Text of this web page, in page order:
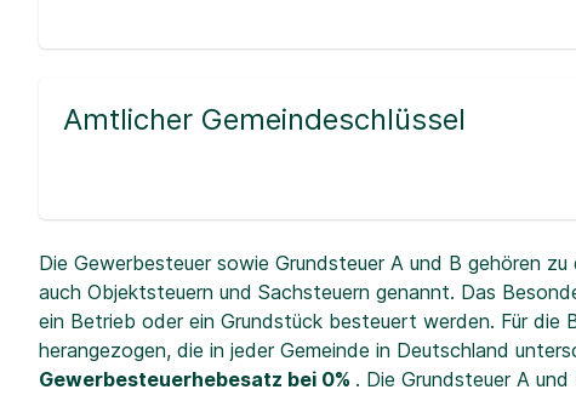
Amtlicher Gemeindeschlüssel
Die Gewerbesteuer sowie Grundsteuer A und B gehören
auch Objektsteuern und Sachsteuern genannt. Das
ein Betrieb oder ein Grundstück besteuert werden. Für die
herangezogen, die in jeder Gemeinde in Deutschland
Gewerbesteuerhebesatz bei 0% . Die Grundsteuer A